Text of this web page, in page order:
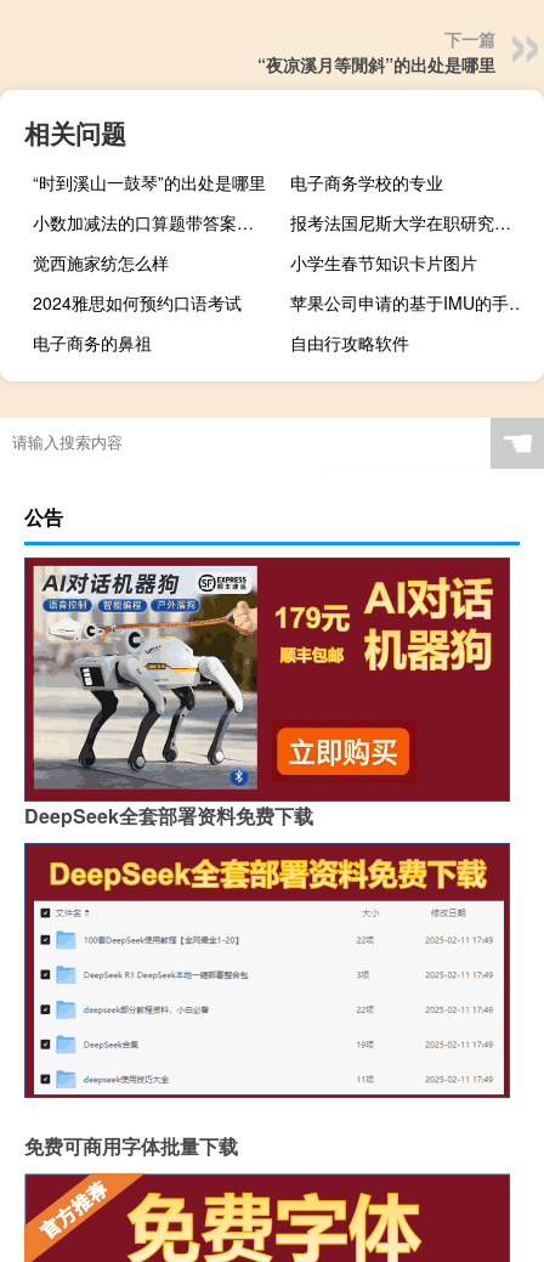
下一篇
“夜凉溪月等閒斜”的出处是哪里
相关问题
“时到溪山一鼓琴”的出处是哪里
电子商务学校的专业
小数加减法的口算题带答案（小数加减法口算练习题）
报考法国尼斯大学在职研究生如何才能进入学校
觉西施家纺怎么样
小学生春节知识卡片图片
2024雅思如何预约口语考试
苹果公司申请的基于IMU的手套专利获得授权
电子商务的鼻祖
自由行攻略软件
☚
公告
DeepSeek全套部署资料免费下载
免费可商用字体批量下载